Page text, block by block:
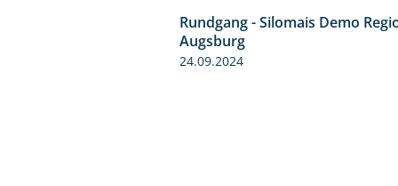
Rundgang - Silomais Demo
Augsburg
24.09.2024